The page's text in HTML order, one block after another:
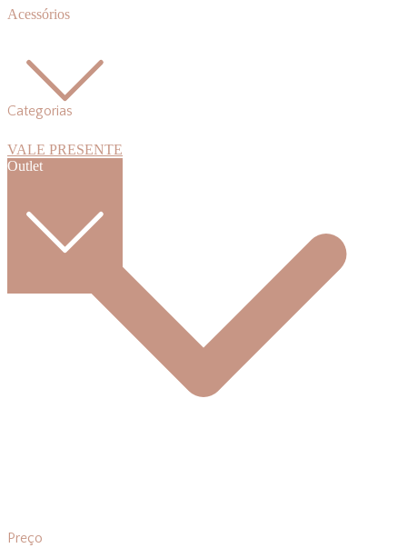
Acessórios
VALE PRESENTE
Outlet
Categorias
Preço